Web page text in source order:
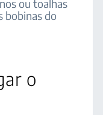
ou toalhas
bobinas do
o